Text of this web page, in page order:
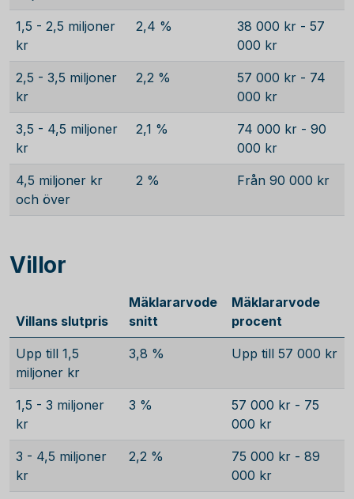
1,5 - 2,5 miljoner
kr
2,4 %
38 000 kr - 57
000 kr
2,5 - 3,5 miljoner
kr
2,2 %
57 000 kr - 74
000 kr
3,5 - 4,5 miljoner
kr
2,1 %
74 000 kr - 90
000 kr
4,5 miljoner kr
och över
2 % Från 90 000 kr
Villor
Villans slutpris
Mäklararvode
snitt
Mäklararvode
procent
Upp till 1,5
miljoner kr
3,8 % Upp till 57 000 kr
1,5 - 3 miljoner
kr
3 %
57 000 kr - 75
000 kr
3 - 4,5 miljoner
kr
2,2 %
75 000 kr - 89
000 kr